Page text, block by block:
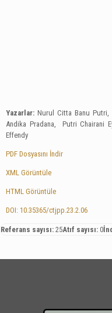
Yazarlar: Nurul Citta Banu Putri,
Andika Pradana, Putri Chairani
Effendy
PDF Dosyasını İndir
XML Görüntüle
HTML Görüntüle
DOI: 10.35365/ctjpp.23.2.06
Referans sayısı: 25Atıf sayısı: 0